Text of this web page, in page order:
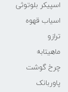
اسپیکر بلوتوثی
اسیاب قهوه
ترازو
ماهیتابه
چرخ گوشت
پاوربانک